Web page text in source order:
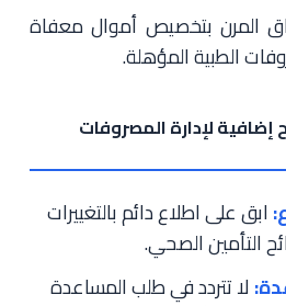
المرن بتخصيص أموال معفاة
الطبية المؤهلة.
إضافية لإدارة المصروفات
ابق على اطلاع دائم بالتغييرات
التأمين الصحي.
لا تتردد في طلب المساعدة